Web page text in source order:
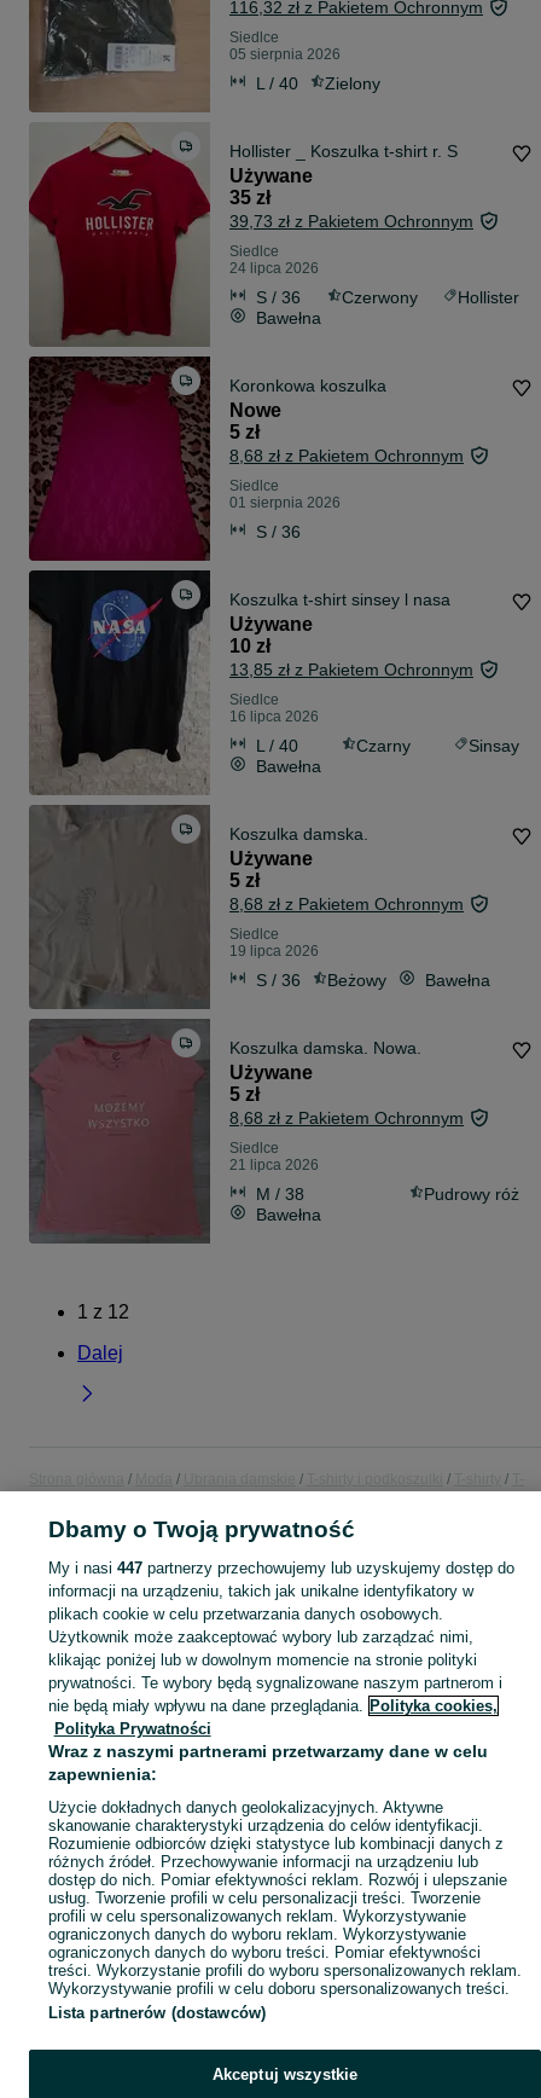
116,32 zł z Pakietem Ochronnym
Siedlce
05 sierpnia 2026
L / 40 Zielony
Hollister _ Koszulka t-shirt r. S
Używane
35 zł
39,73 zł z Pakietem Ochronnym
Siedlce
24 lipca 2026
S / 36 Czerwony
Hollister
Bawełna
Koronkowa koszulka
Nowe
5 zł
8,68 zł z Pakietem Ochronnym
Siedlce
01 sierpnia 2026
S / 36
Koszulka t-shirt sinsey l nasa
Używane
10 zł
13,85 zł z Pakietem Ochronnym
Siedlce
16 lipca 2026
L / 40 Czarny
Sinsay
Bawełna
Koszulka damska.
Używane
5 zł
8,68 zł z Pakietem Ochronnym
Siedlce
19 lipca 2026
S / 36 Beżowy Bawełna
Koszulka damska. Nowa.
Używane
5 zł
8,68 zł z Pakietem Ochronnym
Siedlce
21 lipca 2026
M / 38
Pudrowy róż
Bawełna
1 z 12
Dalej
Strona główna
KATEGORIA
Mapa kategorii
Mapa miejscowości
Mapa ministron
Popularne wyszukiwania
Dbamy o Twoją prywatność
My i nasi 447partnerzy przechowujemy lub uzyskujemy dostęp do
informacji na urządzeniu, takich jak unikalne identyfikatory w
plikach cookie w celu przetwarzania danych osobowych.
Użytkownik może zaakceptować wybory lub zarządzać nimi,
klikając poniżej lub w dowolnym momencie na stronie polityki
prywatności. Te wybory będą sygnalizowane naszym partnerom i
nie będą miały wpływu na dane przeglądania. Polityka cookies,
Polityka Prywatności
Wraz z naszymi partnerami przetwarzamy dane w celu
zapewnienia:
Użycie dokładnych danych geolokalizacyjnych. Aktywne
skanowanie charakterystyki urządzenia do celów identyfikacji.
Rozumienie odbiorców dzięki statystyce lub kombinacji danych z
różnych źródeł. Przechowywanie informacji na urządzeniu lub
dostęp do nich. Pomiar efektywności reklam. Rozwój i ulepszanie
usług. Tworzenie profili w celu personalizacji treści. Tworzenie
profili w celu spersonalizowanych reklam. Wykorzystywanie
ograniczonych danych do wyboru reklam. Wykorzystywanie
ograniczonych danych do wyboru treści. Pomiar efektywności
treści. Wykorzystanie profili do wyboru spersonalizowanych reklam.
Wykorzystywanie profili w celu doboru spersonalizowanych treści.
Lista partnerów (dostawców)
Akceptuj wszystkie